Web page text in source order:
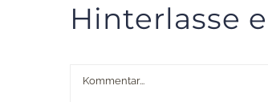
Hinterlasse
Kommentar